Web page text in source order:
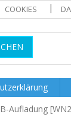
COOKIES
Aufladung